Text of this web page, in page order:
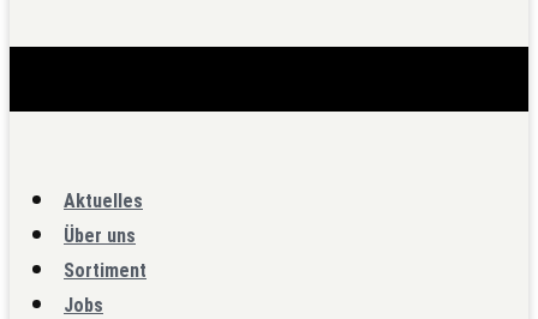
Aktuelles
Über uns
Sortiment
Jobs